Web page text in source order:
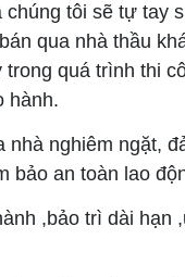
chúng tôi sẽ tự tay
qua nhà thầu
trong quá trình thi
hành.
nhà nghiêm ngặt,
bảo an toàn lao
,bảo trì dài hạn